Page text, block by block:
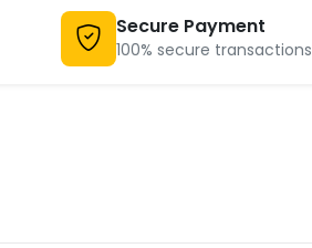
Secure Payment
100% secure transactions